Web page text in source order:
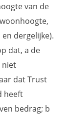
van de
dergelijke).
dat, a de
niet
dat Trust
heeft
bedrag; b